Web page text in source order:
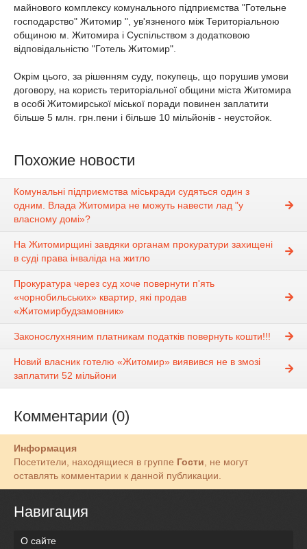
майнового комплексу комунального підприємства "Готельне
господарство" Житомир ", ув'язненого між Територіальною
общиною м. Житомира і Суспільством з додатковою
відповідальністю "Готель Житомир".
Окрім цього, за рішенням суду, покупець, що порушив умови
договору, на користь територіальної общини міста Житомира
в особі Житомирської міської поради повинен заплатити
більше 5 млн. грн.пени і більше 10 мільйонів - неустойок.
Похожие новости
Комунальні підприємства міськради судяться один з
одним. Влада Житомира не можуть навести лад "у
власному домі»?
На Житомирщині завдяки органам прокуратури захищені
в суді права інваліда на житло
Прокуратура через суд хоче повернути п'ять
«чорнобильських» квартир, які продав
«Житомирбудзамовник»
Законослухняним платникам податків повернуть кошти!!!
Новий власник готелю «Житомир» виявився не в змозі
заплатити 52 мільйони
Комментарии (0)
Информация
Посетители, находящиеся в группе Гости, не могут
оставлять комментарии к данной публикации.
Навигация
О сайте